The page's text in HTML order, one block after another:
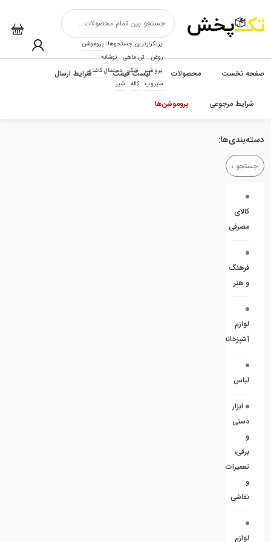
پرتکرارترین جستجوها: پروموشن
روغن
تن ماهی
نوشابه
پرو شیر
شکر
دستمال کاغذی
سیروپ
کاله شیر
صفحه نخست محصولات لیست قیمت شرایط ارسال
شرایط مرجوعی پروموشن‌ها
دسته‌بندی‌ها:
کالای
مصرفی
فرهنگ
و هنر
لوازم
آشپزخانه
لباس
ابزار
دستی
و
برقی،
تعمیرات
و
نقاشی
لوازم